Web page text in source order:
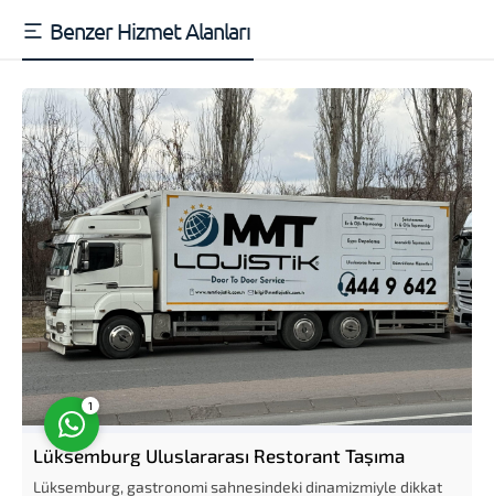
Benzer Hizmet Alanları
Lüksemburg Uluslararası Restorant Taşıma
Lüksemburg, gastronomi sahnesindeki dinamizmiyle dikkat
Müşteri Temsilcisi
Cevap Yaz
1